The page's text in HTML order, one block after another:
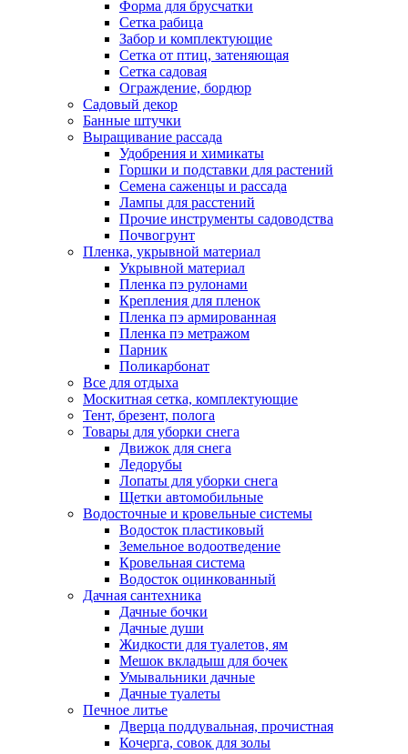
Форма для брусчатки
Сетка рабица
Забор и комплектующие
Сетка от птиц, затеняющая
Сетка садовая
Ограждение, бордюр
Садовый декор
Банные штучки
Выращивание рассада
Удобрения и химикаты
Горшки и подставки для растений
Семена саженцы и рассада
Лампы для расстений
Прочие инструменты садоводства
Почвогрунт
Пленка, укрывной материал
Укрывной материал
Пленка пэ рулонами
Крепления для пленок
Пленка пэ армированная
Пленка пэ метражом
Парник
Поликарбонат
Все для отдыха
Москитная сетка, комплектующие
Тент, брезент, полога
Товары для уборки снега
Движок для снега
Ледорубы
Лопаты для уборки снега
Щетки автомобильные
Водосточные и кровельные системы
Водосток пластиковый
Земельное водоотведение
Кровельная система
Водосток оцинкованный
Дачная сантехника
Дачные бочки
Дачные души
Жидкости для туалетов, ям
Мешок вкладыш для бочек
Умывальники дачные
Дачные туалеты
Печное литье
Дверца поддувальная, прочистная
Кочерга, совок для золы